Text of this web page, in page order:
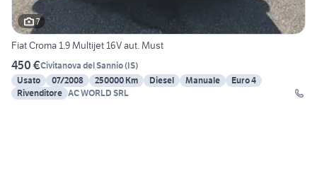
7
Fiat Croma 1.9 Multijet 16V aut. Must
450 €Civitanova del Sannio(IS)
Usato
07/2008 250000 Km Diesel Manuale
Euro 4
Rivenditore AC WORLD SRL